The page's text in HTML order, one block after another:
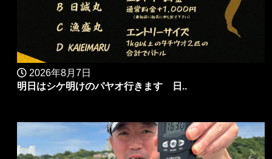
2026年8月7日
明日はシケ明けのパヤオ行きます 日..